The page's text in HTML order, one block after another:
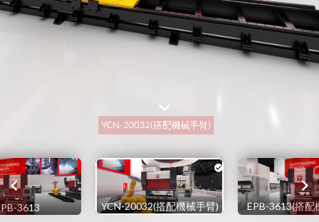
3613 YCN-20032(搭配機械手臂) EPB-3613(搭配